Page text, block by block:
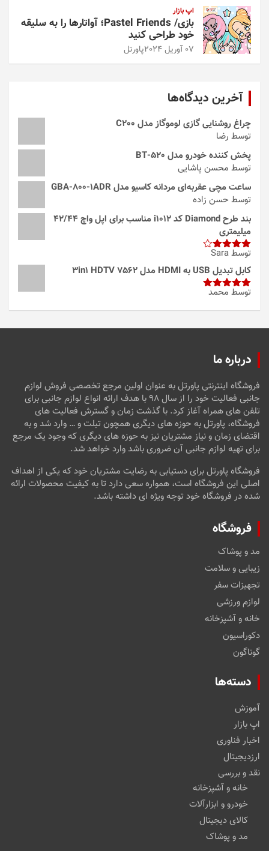
اپ بازار
بازی/ Pastel Friends؛ آواتارها را به سلیقه
خود طراحی کنید
07 آوریل 2024 پاورتل
آخرین دیدگاه‌ها
چراغ روشنایی گازی لوموگاز مدل C200
توسط رضا
پخش کننده خودرو مدل 520-BT
توسط محسن پاشایی
ساعت مچی عقربه‌ای مردانه کاسیو مدل GBA-800-1ADR
توسط حسن زاده
بند طرح Diamond کد i1012 مناسب برای اپل واچ 42/44
میلیمتری
امتیاز4
از 5
توسط Sara
کابل تبدیل USB به HDMI مدل 3in1 HDTV 7562
امتیاز5از
توسط محمد
درباره ما
فروشگاه اینترنتی پاورتل به عنوان اولین مرجع تخصصی فروش لوازم
جانبی فعالیت خود را از سال ۹۸ با هدف ارائه انواع لوازم جانبی برای
تلفن های همراه آغاز کرد. با گذشت زمان و گسترش فعالیت های
فروشگاه، پاورتل به حوزه های دیگری همچون تبلت و … وارد شد و به
اقتضای زمان و نیاز مشتریان نیز به حوزه های دیگری که وجود یک مرجع
برای تهیه لوازم جانبی آن ضروری باشد وارد خواهد شد.
فروشگاه پاورتل برای دستیابی به رضایت مشتریان خود که یکی از اهداف
اصلی این فروشگاه است، همواره سعی دارد تا به کیفیت محصولات ارائه
شده در فروشگاه خود توجه ویژه ای داشته باشد.
فروشگاه
مد و پوشاک
زیبایی و سلامت
تجهیزات سفر
لوازم ورزشی
خانه و آشپزخانه
دکوراسیون
گوناگون
دسته‌ها
آموزش
اپ بازار
اخبار فناوری
ارزدیجیتال
نقد و بررسی
خانه و آشپزخانه
خودرو و ابزارآلات
کالای دیجیتال
مد و پوشاک